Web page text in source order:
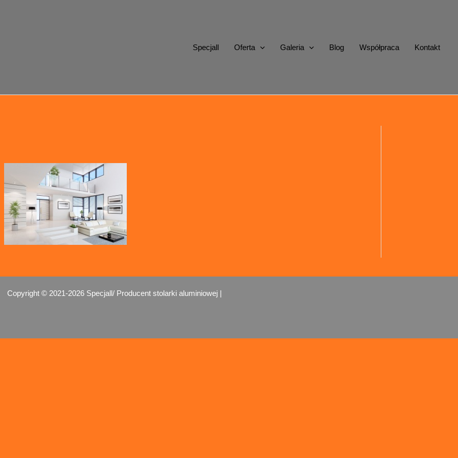
Specjall
Oferta Galeria Blog Współpraca Kontakt
Copyright © 2021-2026 Specjall/ Producent stolarki aluminiowej |